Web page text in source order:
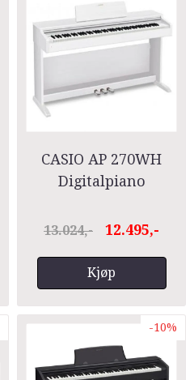
CASIO AP 270WH
Digitalpiano
13.024,- 12.495,-
Kjøp
-10%